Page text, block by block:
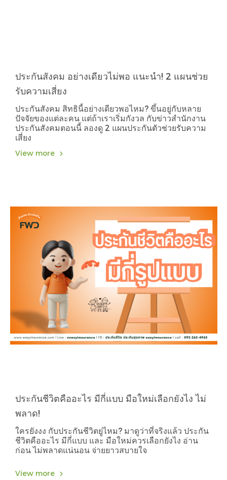
ประกันสังคม อย่างเดียวไม่พอ แนะนำ! 2 แผนช่วย
รับความเสี่ยง
ประกันสังคม สิทธินี้อย่างเดียวพอไหม? ขึ้นอยู่กับหลาย
ปัจจัยของแต่ละคน แต่ถ้าเราเริ่มกังวล กับข่าวสำนักงาน
ประกันสังคมตอนนี้ ลองดู 2 แผนประกันตัวช่วยรับความ
เสี่ยง
View more
ประกันชีวิตคืออะไร มีกี่แบบ มือใหม่เลือกยังไง ไม่
พลาด!
ใครยังงง กับประกันชีวิตยู่ไหม? มาดูว่าที่จริงแล้ว ประกัน
ชีวิตคืออะไร มีกี่แบบ และ มือใหม่ควรเลือกยังไง อ่าน
ก่อน ไม่พลาดแน่นอน จ่ายยาวสบายใจ
View more